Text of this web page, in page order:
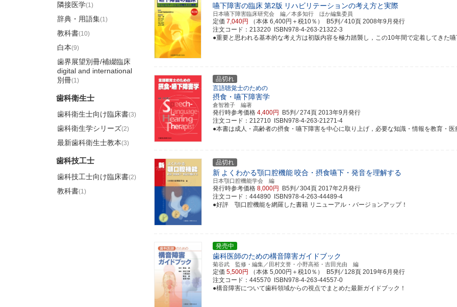
嚥下障害の臨床第2版 リハビリテーションの考え方と実際
日本嚥下障害臨床研究会 編／本多知行 ほか編集委員
定価 7,040円 （本体 6,400円＋税10％） B5判 ⁄ 410頁 2008年9月発行
注文コード：213220 ISBN978-4-263-21322-3
●重要と思われる基本的な考え方は初版内容を極力踏襲し，この10年間で定着してきた
品切れ
言語聴覚士のための
摂食・嚥下障害学
倉智雅子 編著
発行時参考価格 4,400円 B5判 ⁄ 274頁 2013年9月発行
注文コード：212710 ISBN978-4-263-21271-4
●本書は成人・高齢者の摂食・嚥下障害を中心に取り上げ，必要な知識・情報を教育・
品切れ
新 よくわかる顎口腔機能咬合・摂食嚥下・発音を理解する
日本顎口腔機能学会 編
発行時参考価格 8,000円 B5判 ⁄ 304頁 2017年2月発行
注文コード：444890 ISBN978-4-263-44489-4
●好評 顎口腔機能を網羅した書籍 リニューアル・バージョンアップ！
発売中
歯科医師のための構音障害ガイドブック
菊谷武 監修・編集／田村文誉・小野高裕・吉田光由 編
定価 5,500円 （本体 5,000円＋税10％） B5判 ⁄ 128頁 2019年6月発行
注文コード：445570 ISBN978-4-263-44557-0
●構音障害について歯科領域からの視点でまとめた最新ガイドブック！
隣接医学(1)
辞典・用語集(1)
教科書(10)
白本(9)
歯界展望別冊/補綴臨床
digital and international
別冊(1)
歯科衛生士
歯科衛生士向け臨床書(3)
歯科衛生学シリーズ(2)
最新歯科衛生士教本(3)
歯科技工士
歯科技工士向け臨床書(2)
教科書(1)